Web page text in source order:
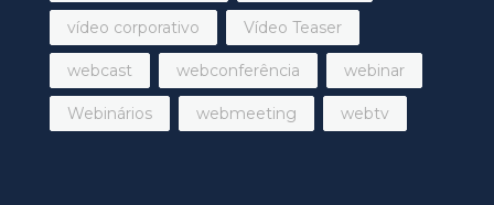
vídeo corporativo Vídeo Teaser
webcast webconferência webinar
Webinários webmeeting webtv